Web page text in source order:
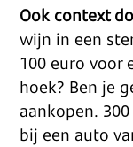
Ook context
wijn in een
100 euro voor
hoek? Ben je
aankopen.
bij een auto